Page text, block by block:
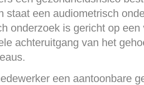
staat een audiometrisch
onderzoek is gericht op
achteruitgang van het
een aantoonbare